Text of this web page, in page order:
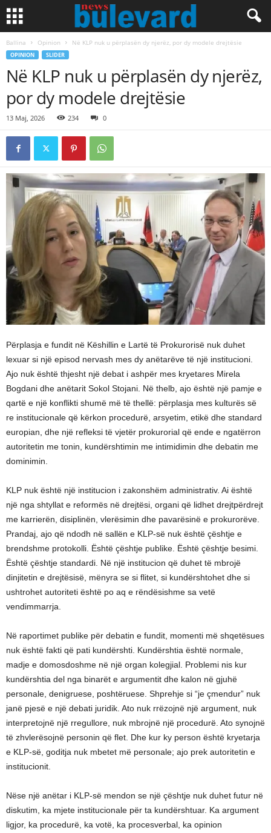
Ballina Opinion Në KLP nuk u përplasën dy njerëz, por dy modele drejtësie
OPINION SLIDER
Në KLP nuk u përplasën dy njerëz,
por dy modele drejtësie
13 Maj, 2026 234 0
Përplasja e fundit në Këshillin e Lartë të Prokurorisë nuk duhet
lexuar si një episod nervash mes dy anëtarëve të një institucioni.
Ajo nuk është thjesht një debat i ashpër mes kryetares Mirela
Bogdani dhe anëtarit Sokol Stojani. Në thelb, ajo është një pamje e
qartë e një konflikti shumë më të thellë: përplasja mes kulturës së
re institucionale që kërkon procedurë, arsyetim, etikë dhe standard
europian, dhe një refleksi të vjetër prokurorial që ende e ngatërron
autoritetin me tonin, kundërshtimin me intimidimin dhe debatin me
dominimin.
KLP nuk është një institucion i zakonshëm administrativ. Ai është
një nga shtyllat e reformës në drejtësi, organi që lidhet drejtpërdrejt
me karrierën, disiplinën, vlerësimin dhe pavarësinë e prokurorëve.
Prandaj, ajo që ndodh në sallën e KLP-së nuk është çështje e
brendshme protokolli. Është çështje publike. Është çështje besimi.
Është çështje standardi. Në një institucion që duhet të mbrojë
dinjitetin e drejtësisë, mënyra se si flitet, si kundërshtohet dhe si
ushtrohet autoriteti është po aq e rëndësishme sa vetë
vendimmarrja.
Në raportimet publike për debatin e fundit, momenti më shqetësues
nuk është fakti që pati kundërshti. Kundërshtia është normale,
madje e domosdoshme në një organ kolegjial. Problemi nis kur
kundërshtia del nga binarët e argumentit dhe kalon në gjuhë
personale, denigruese, poshtëruese. Shprehje si “je çmendur” nuk
janë pjesë e një debati juridik. Ato nuk rrëzojnë një argument, nuk
interpretojnë një rregullore, nuk mbrojnë një procedurë. Ato synojnë
të zhvlerësojnë personin që flet. Dhe kur ky person është kryetarja
e KLP-së, goditja nuk mbetet më personale; ajo prek autoritetin e
institucionit.
Nëse një anëtar i KLP-së mendon se një çështje nuk duhet futur në
diskutim, ka mjete institucionale për ta kundërshtuar. Ka argument
ligjor, ka procedurë, ka votë, ka procesverbal, ka opinion